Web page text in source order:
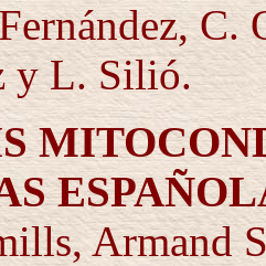
C.
y L. Silió.
Armand